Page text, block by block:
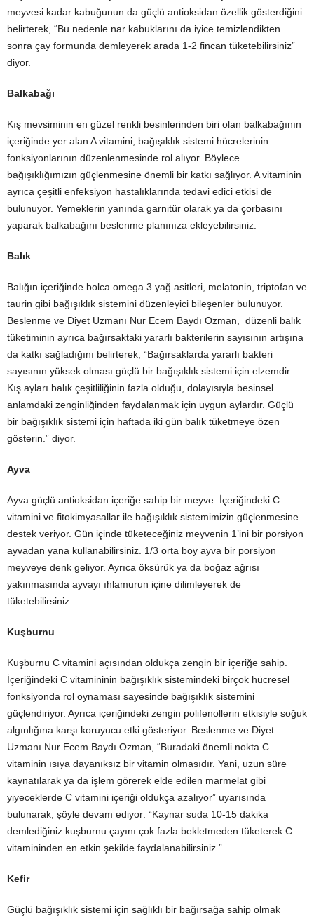
meyvesi kadar kabuğunun da güçlü antioksidan özellik gösterdiğini
belirterek, “Bu nedenle nar kabuklarını da iyice temizlendikten
sonra çay formunda demleyerek arada 1-2 fincan tüketebilirsiniz”
diyor.
Balkabağı
Kış mevsiminin en güzel renkli besinlerinden biri olan balkabağının
içeriğinde yer alan A vitamini, bağışıklık sistemi hücrelerinin
fonksiyonlarının düzenlenmesinde rol alıyor. Böylece
bağışıklığımızın güçlenmesine önemli bir katkı sağlıyor. A vitaminin
ayrıca çeşitli enfeksiyon hastalıklarında tedavi edici etkisi de
bulunuyor. Yemeklerin yanında garnitür olarak ya da çorbasını
yaparak balkabağını beslenme planınıza ekleyebilirsiniz.
Balık
Balığın içeriğinde bolca omega 3 yağ asitleri, melatonin, triptofan ve
taurin gibi bağışıklık sistemini düzenleyici bileşenler bulunuyor.
Beslenme ve Diyet Uzmanı Nur Ecem Baydı Ozman, düzenli balık
tüketiminin ayrıca bağırsaktaki yararlı bakterilerin sayısının artışına
da katkı sağladığını belirterek, “Bağırsaklarda yararlı bakteri
sayısının yüksek olması güçlü bir bağışıklık sistemi için elzemdir.
Kış ayları balık çeşitliliğinin fazla olduğu, dolayısıyla besinsel
anlamdaki zenginliğinden faydalanmak için uygun aylardır. Güçlü
bir bağışıklık sistemi için haftada iki gün balık tüketmeye özen
gösterin.” diyor.
Ayva
Ayva güçlü antioksidan içeriğe sahip bir meyve. İçeriğindeki C
vitamini ve fitokimyasallar ile bağışıklık sistemimizin güçlenmesine
destek veriyor. Gün içinde tüketeceğiniz meyvenin 1’ini bir porsiyon
ayvadan yana kullanabilirsiniz. 1/3 orta boy ayva bir porsiyon
meyveye denk geliyor. Ayrıca öksürük ya da boğaz ağrısı
yakınmasında ayvayı ıhlamurun içine dilimleyerek de
tüketebilirsiniz.
Kuşburnu
Kuşburnu C vitamini açısından oldukça zengin bir içeriğe sahip.
İçeriğindeki C vitamininin bağışıklık sistemindeki birçok hücresel
fonksiyonda rol oynaması sayesinde bağışıklık sistemini
güçlendiriyor. Ayrıca içeriğindeki zengin polifenollerin etkisiyle soğuk
algınlığına karşı koruyucu etki gösteriyor. Beslenme ve Diyet
Uzmanı Nur Ecem Baydı Ozman, “Buradaki önemli nokta C
vitaminin ısıya dayanıksız bir vitamin olmasıdır. Yani, uzun süre
kaynatılarak ya da işlem görerek elde edilen marmelat gibi
yiyeceklerde C vitamini içeriği oldukça azalıyor” uyarısında
bulunarak, şöyle devam ediyor: “Kaynar suda 10-15 dakika
demlediğiniz kuşburnu çayını çok fazla bekletmeden tüketerek C
vitamininden en etkin şekilde faydalanabilirsiniz.”
Kefir
Güçlü bağışıklık sistemi için sağlıklı bir bağırsağa sahip olmak